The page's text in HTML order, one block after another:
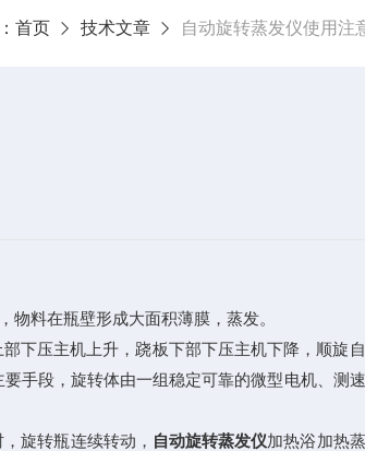
首页 技术文章 自动旋转蒸发仪使用注
料在瓶壁形成大面积薄膜，蒸发。
下压主机上升，跷板下部下压主机下降，顺旋
手段，旋转体由一组稳定可靠的微型电机、测
旋转瓶连续转动， 自动旋转蒸发仪加热浴加热